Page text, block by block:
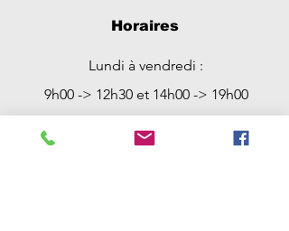
Horaires
Lundi à vendredi :
9h00 -> 12h30 et 14h00 -> 19h00
14h00